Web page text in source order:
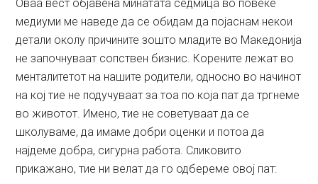
Оваа вест објавена минатата седмица во повеќе
медиуми ме наведе да се обидам да појаснам некои
детали околу причините зошто младите во Македонија
не започнуваат сопствен бизнис. Корените лежат во
менталитетот на нашите родители, односно во начинот
на кој тие не подучуваат за тоа по која пат да тргнеме
во животот. Имено, тие не советуваат да се
школуваме, да имаме добри оценки и потоа да
најдеме добра, сигурна работа. Сликовито
прикажано, тие ни велат да го одбереме овој пат: